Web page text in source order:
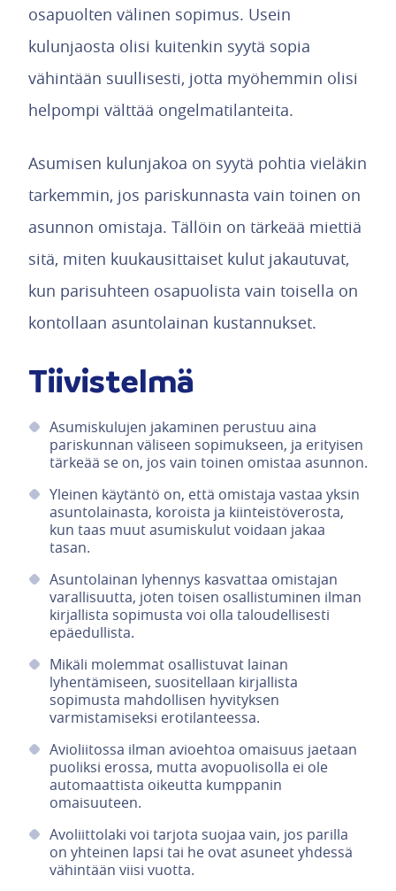
osapuolten välinen sopimus. Usein
kulunjaosta olisi kuitenkin syytä sopia
vähintään suullisesti, jotta myöhemmin olisi
helpompi välttää ongelmatilanteita.
Asumisen kulunjakoa on syytä pohtia vieläkin
tarkemmin, jos pariskunnasta vain toinen on
asunnon omistaja. Tällöin on tärkeää miettiä
sitä, miten kuukausittaiset kulut jakautuvat,
kun parisuhteen osapuolista vain toisella on
kontollaan asuntolainan kustannukset.
Tiivistelmä
Asumiskulujen jakaminen perustuu aina
pariskunnan väliseen sopimukseen, ja erityisen
tärkeää se on, jos vain toinen omistaa asunnon.
Yleinen käytäntö on, että omistaja vastaa yksin
asuntolainasta, koroista ja kiinteistöverosta,
kun taas muut asumiskulut voidaan jakaa
tasan.
Asuntolainan lyhennys kasvattaa omistajan
varallisuutta, joten toisen osallistuminen ilman
kirjallista sopimusta voi olla taloudellisesti
epäedullista.
Mikäli molemmat osallistuvat lainan
lyhentämiseen, suositellaan kirjallista
sopimusta mahdollisen hyvityksen
varmistamiseksi erotilanteessa.
Avioliitossa ilman avioehtoa omaisuus jaetaan
puoliksi erossa, mutta avopuolisolla ei ole
automaattista oikeutta kumppanin
omaisuuteen.
Avoliittolaki voi tarjota suojaa vain, jos parilla
on yhteinen lapsi tai he ovat asuneet yhdessä
vähintään viisi vuotta.